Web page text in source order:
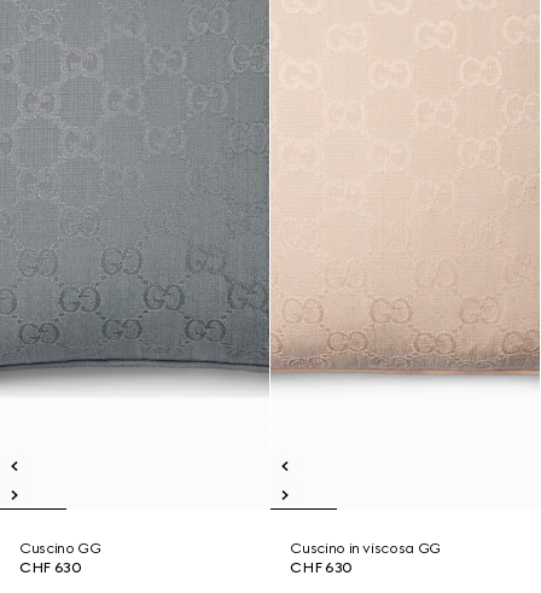
Cuscino GG
CHF 630
Cuscino in viscosa GG
CHF 630